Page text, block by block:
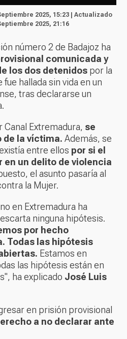
2025, 15:23 | Actualizado
2025, 21:16
número 2 de Badajoz ha
comunicada y
los dos detenidos por la
hallada sin vida en un
tras declararse un
Extremadura, se
de la víctima. Además, se
entre ellos por si el
en un delito de violencia
el asunto pasaría al
la Mujer.
en Extremadura ha
ninguna hipótesis.
por hecho
Todas las hipótesis
Estamos en
las hipótesis están en
ha explicado José Luis
en prisión provisional
a no declarar ante